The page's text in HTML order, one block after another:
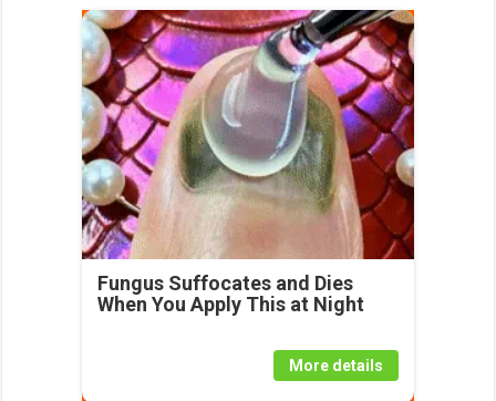
Fungus Suffocates and Dies
When You Apply This at Night
More details